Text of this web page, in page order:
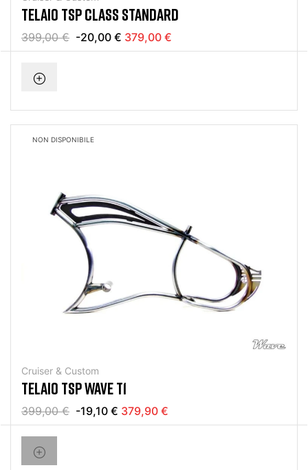
TELAIO TSP CLASS STANDARD
399,00 € -20,00 € 379,00 €
NON DISPONIBILE
Cruiser & Custom
TELAIO TSP WAVE T1
399,00 € -19,10 € 379,90 €